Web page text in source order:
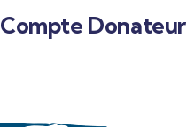
Compte Donateur